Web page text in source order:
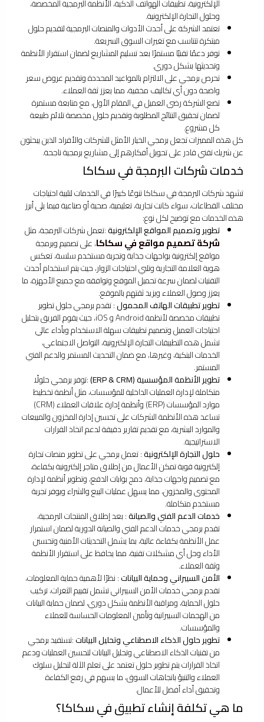
الإلكترونية، تطبيقات الهواتف الذكية، الأنظمة البرمجية المخصصة،
وحلول التجارة الإلكترونية.
تعتمد الشركة على أحدث الأدوات والمنصات البرمجية لتقديم حلول
مبتكرة تتناسب مع تغيرات السوق السريعة.
توفر دعمًا تقنيًا مستمرًا بعد تسليم المشاريع لضمان استقرار الأنظمة
وتحديثها بشكل دوري.
تحرص برمجي على الالتزام بالمواعيد المحددة وتقديم عروض سعر
واضحة دون أي تكاليف مخفية، مما يعزز ثقة العملاء.
تضع الشركة رضى العميل في المقام الأول، مع متابعة مستمرة
لضمان تحقيق النتائج المطلوبة وتقديم حلول مخصصة تلائم طبيعة
كل مشروع.
كل هذه المميزات تجعل برمجي الخيار الأمثل للشركات والأفراد الذين يبحثون
عن شريك تقني قادر على تحويل أفكارهم إلى مشاريع برمجية ناجحة.
خدمات شركات البرمجة في سكاكا
تشهد شركات البرمجة في سكاكا تنوعًا كبيرًا في الخدمات لتلبية احتياجات
مختلف القطاعات، سواء كانت تجارية، تعليمية، صحية أو صناعية فيما يلي أبرز
هذه الخدمات مع توضيح لكل نوع:
تطوير وتصميم المواقع الإلكترونية:تعمل شركات البرمجة، مثل
شركة تصميم مواقع في سكاكا، على تصميم وبرمجة
مواقع إلكترونية بواجهات جذابة وتجربة مستخدم سلسة، تعكس
هوية العلامة التجارية وتلبي احتياجات الزوار، حيث يتم استخدام أحدث
التقنيات لضمان سرعة تحميل الموقع وتوافقه مع جميع الأجهزة، ما
يعزز وصول العملاء ويزيد ثقتهم بالموقع.
تطوير تطبيقات الهاتف المحمول: تقدم برمجي حلول تطوير
تطبيقات مخصصة لأنظمة Android و iOS، حيث يقوم الفريق بتحليل
احتياجات العميل وتصميم تطبيقات سهلة الاستخدام وبأداء عالي
تشمل هذه التطبيقات التجارة الإلكترونية، التواصل الاجتماعي،
الخدمات البنكية، وغيرها، مع ضمان التحديث المستمر والدعم الفني
المستمر.
تطوير الأنظمة المؤسسية (ERP & CRM)
:توفر برمجي حلولًا
متكاملة لإدارة العمليات الداخلية للمؤسسات، مثل أنظمة تخطيط
موارد المؤسسات (ERP) وأنظمة إدارة علاقات العملاء (CRM)
تساعد هذه الأنظمة الشركات على تحسين إدارة المخزون والمبيعات
والموارد البشرية، مع تقديم تقارير دقيقة لدعم اتخاذ القرارات
الاستراتيجية.
حلول التجارة الإلكترونية: تعمل برمجي على تطوير منصات تجارة
إلكترونية قوية تمكن الأعمال من إطلاق متاجر إلكترونية بكفاءة،
مع تصميم واجهات جذابة، دمج بوابات الدفع، وتطوير أنظمة لإدارة
المحتوى والمخزون، مما يسهل عمليات البيع والشراء ويوفر تجربة
مستخدم متكاملة.
خدمات الدعم الفني والصيانة: بعد إطلاق المنتجات البرمجية،
تقدم برمجي خدمات الدعم الفني والصيانة الدورية لضمان استمرار
عمل الأنظمة بكفاءة عالية، بما يشمل التحديثات الأمنية وتحسين
الأداء وحل أي مشكلات تقنية، مما يحافظ على استقرار الأنظمة
وثقة العملاء.
الأمن السيبراني وحماية البيانات: نظرًا لأهمية حماية المعلومات،
تقدم برمجي خدمات الأمن السيبراني تشمل تقييم الثغرات، تركيب
حلول الحماية، ومراقبة الأنظمة بشكل دوري، لضمان حماية البيانات
من الهجمات السيبرانية وتأمين المعلومات الحساسة للعملاء
والمؤسسات.
تطوير حلول الذكاء الاصطناعي وتحليل البيانات:تستفيد برمجي
من تقنيات الذكاء الاصطناعي وتحليل البيانات لتحسين العمليات ودعم
اتخاذ القرارات يتم تطوير حلول تعتمد على تعلم الآلة لتحليل سلوك
العملاء والتنبؤ باتجاهات السوق، ما يسهم في رفع الكفاءة
وتحقيق أداء أفضل للأعمال.
ما هي تكلفة إنشاء تطبيق في سكاكا؟